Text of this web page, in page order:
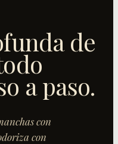
de
a paso.
con
con